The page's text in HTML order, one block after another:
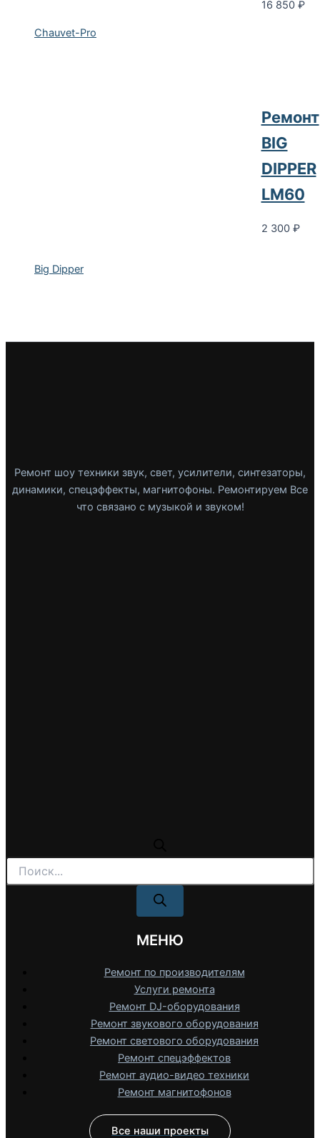
Chauvet-Pro
16 850 ₽
Big Dipper
Ремонт
BIG
DIPPER
LM60
2 300 ₽
Ремонт шоу техники звук, свет, усилители, синтезаторы,
динамики, спецэффекты, магнитофоны. Ремонтируем Все
что связано с музыкой и звуком!
Поиск
товаров
МЕНЮ
Ремонт по производителям
Услуги ремонта
Ремонт DJ-оборудования
Ремонт звукового оборудования
Ремонт светового оборудования
Ремонт спецэффектов
Ремонт аудио-видео техники
Ремонт магнитофонов
Все наши проекты